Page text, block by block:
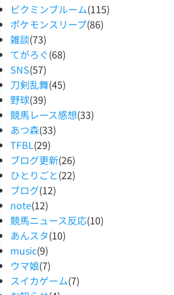
ピクミンブルーム(115)
ポケモンスリープ(86)
雑談(73)
てがろぐ(68)
SNS(57)
刀剣乱舞(45)
野球(39)
競馬レース感想(33)
あつ森(33)
TFBL(29)
ブログ更新(26)
ひとりごと(22)
ブログ(12)
note(12)
競馬ニュース反応(10)
あんスタ(10)
music(9)
ウマ娘(7)
スイカゲーム(7)